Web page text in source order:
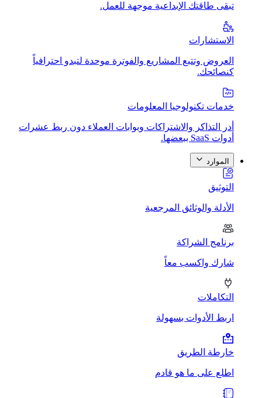
تبقى طاقتك الإبداعية موجهة للعمل.
الاستشارات
العروض وتتبع المشاريع والفوترة موحدة لتبدو احترافياً
كنصائحك.
خدمات تكنولوجيا المعلومات
أدر التذاكر والاشتراكات وبوابات العملاء دون ربط عشرات
أدوات SaaS ببعضها.
الموارد
التوثيق
الأدلة والوثائق المرجعية
برنامج الشراكة
شارك واكسب معاً
التكاملات
اربط الأدوات بسهولة
خارطة الطريق
اطلع على ما هو قادم